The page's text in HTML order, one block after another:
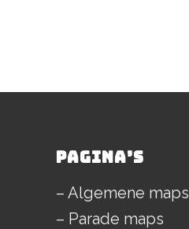
PAGINA’S
– Algemene maps
– Parade maps